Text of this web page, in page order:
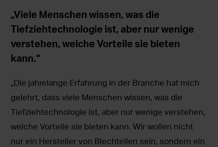
„Viele Menschen wissen, was die
Tiefziehtechnologie ist, aber nur wenige
verstehen, welche Vorteile sie bieten
kann.“
„Die jahrelange Erfahrung in der Branche hat mich
gelehrt, dass viele Menschen wissen, was die
Tiefziehtechnologie ist, aber nur wenige verstehen,
welche Vorteile sie bieten kann. Wir wollen nicht
nur ein Hersteller von Blechteilen sein, sondern ein